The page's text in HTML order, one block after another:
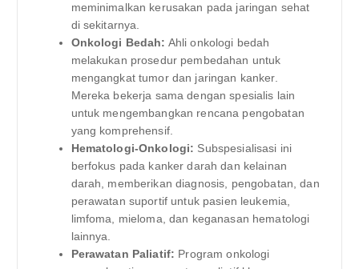
meminimalkan kerusakan pada jaringan sehat
di sekitarnya.
Onkologi Bedah: Ahli onkologi bedah
melakukan prosedur pembedahan untuk
mengangkat tumor dan jaringan kanker.
Mereka bekerja sama dengan spesialis lain
untuk mengembangkan rencana pengobatan
yang komprehensif.
Hematologi-Onkologi: Subspesialisasi ini
berfokus pada kanker darah dan kelainan
darah, memberikan diagnosis, pengobatan, dan
perawatan suportif untuk pasien leukemia,
limfoma, mieloma, dan keganasan hematologi
lainnya.
Perawatan Paliatif: Program onkologi